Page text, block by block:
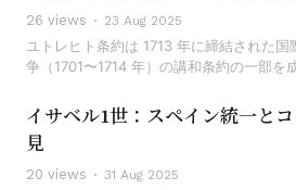
26 views 23 Aug 2025
ユトレヒト条約は 1713 年に締結された
争（1701〜1714 年）の講和条約の一部を
イサベル1世：スペイン統一と
見
20 views 31 Aug 2025